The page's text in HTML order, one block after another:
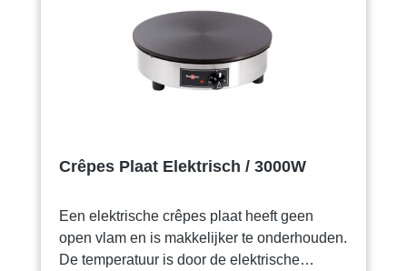
Crêpes Plaat Elektrisch / 3000W
Een elektrische crêpes plaat heeft geen
open vlam en is makkelijker te onderhouden.
De temperatuur is door de elektrische